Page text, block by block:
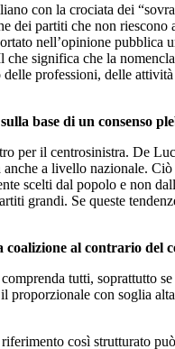
con la crociata dei
dei partiti che non
nell’opinione
significa che la
professioni, delle
base di un consenso
per il centrosinistra. De
a livello nazionale.
scelti dal popolo e non
grandi. Se queste
al contrario del
tutti, soprattutto
con soglia
così strutturato